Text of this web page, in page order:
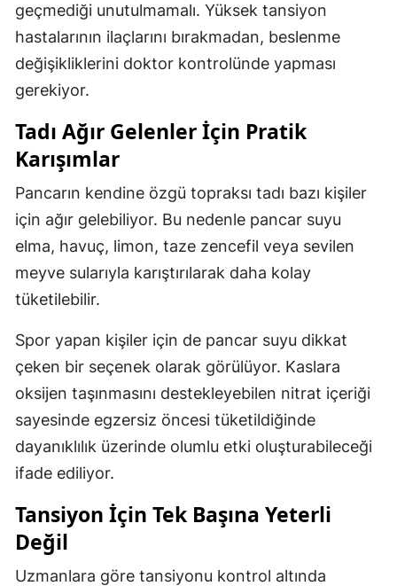
geçmediği unutulmamalı. Yüksek tansiyon
hastalarının ilaçlarını bırakmadan, beslenme
değişikliklerini doktor kontrolünde yapması
gerekiyor.
Tadı Ağır Gelenler İçin Pratik
Karışımlar
Pancarın kendine özgü topraksı tadı bazı kişiler
için ağır gelebiliyor. Bu nedenle pancar suyu
elma, havuç, limon, taze zencefil veya sevilen
meyve sularıyla karıştırılarak daha kolay
tüketilebilir.
Spor yapan kişiler için de pancar suyu dikkat
çeken bir seçenek olarak görülüyor. Kaslara
oksijen taşınmasını destekleyebilen nitrat içeriği
sayesinde egzersiz öncesi tüketildiğinde
dayanıklılık üzerinde olumlu etki oluşturabileceği
ifade ediliyor.
Tansiyon İçin Tek Başına Yeterli
Değil
Uzmanlara göre tansiyonu kontrol altında